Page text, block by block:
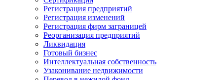
Регистрация предприятий
Регистрация изменений
Регистрация фирм заграницей
Реорганизация предприятий
Ликвидация
Готовый бизнес
Интеллектуальная собственность
Узаконивание недвижимости